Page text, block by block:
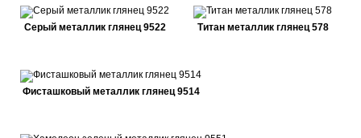
Серый металлик глянец 9522 Титан металлик глянец 578
Фисташковый металлик глянец 9514